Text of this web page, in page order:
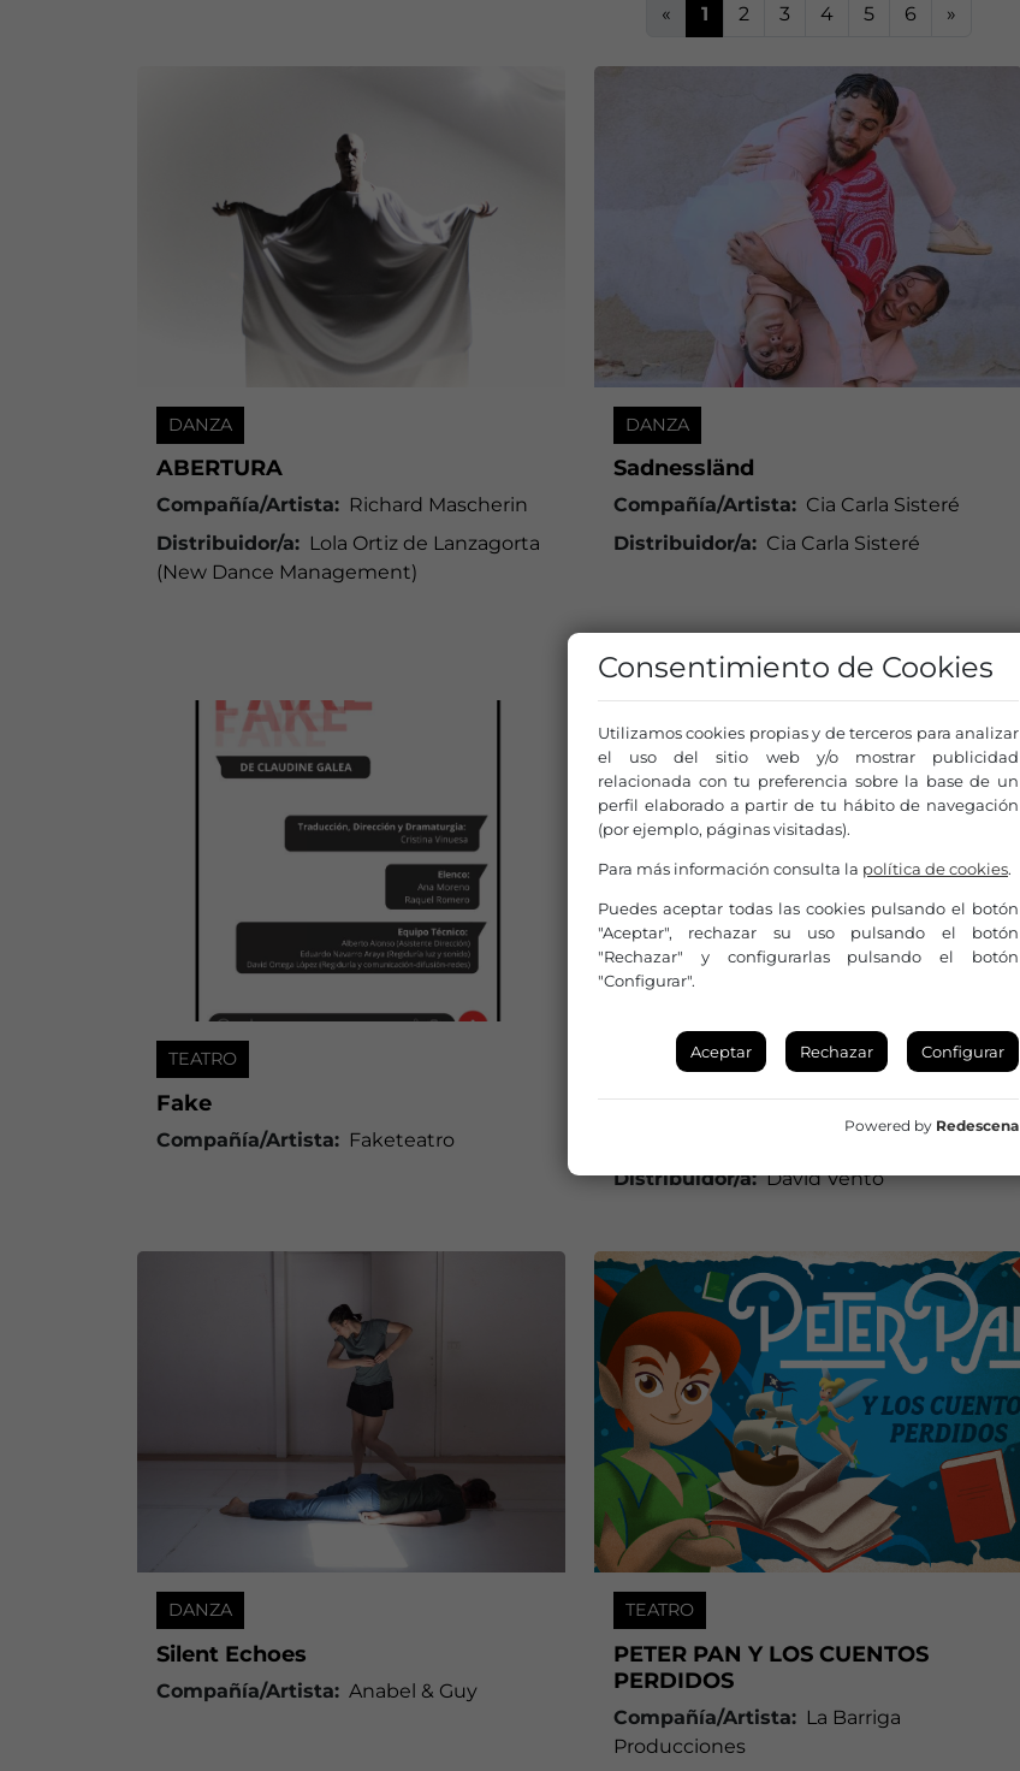
« 1 2 3 4 5 6 »
DANZA
ABERTURA
Compañía/Artista: Richard Mascherin
Distribuidor/a: Lola Ortiz de Lanzagorta
(New Dance Management)
DANZA
Sadnessländ
Compañía/Artista: Cia Carla Sisteré
Distribuidor/a: Cia Carla Sisteré
TEATRO
Fake
Compañía/Artista: Faketeatro
ESPECTÁCULOS DE CALLE
DE NEANDERTHAL A SAPIENS
Distribuidor/a: David Vento
DANZA
Silent Echoes
Compañía/Artista: Anabel & Guy
TEATRO
PETER PAN Y LOS CUENTOS
PERDIDOS
Compañía/Artista: La Barriga
Producciones
Consentimiento de Cookies
Utilizamos cookies propias y de terceros para analizar
el uso del sitio web y/o mostrar publicidad
relacionada con tu preferencia sobre la base de un
perfil elaborado a partir de tu hábito de navegación
(por ejemplo, páginas visitadas).
Para más información consulta la política de cookies.
Puedes aceptar todas las cookies pulsando el botón
"Aceptar", rechazar su uso pulsando el botón
"Rechazar" y configurarlas pulsando el botón
"Configurar".
Aceptar Rechazar Configurar
Powered by Redescena